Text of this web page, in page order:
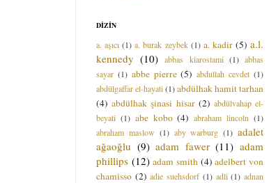
DİZİN
a. aşıcı (1) a. burak zeybek (1) a. kadir (5) a.l.
kennedy (10) abbas kiarostami (1) abbas
sayar (1) abbe pierre (5) abdullah cevdet (1)
abdülgaffar el-hayati(1)abdülhak hamit tarhan
(4) abdülhak şinasi hisar (2) abdülvahap el-
beyati (1) abe kobo (4) abraham lincoln (1)
abraham maslow (1) aby warburg (1) adalet
ağaoğlu (9) adam fawer (11) adam
phillips (12) adam smith (4) adelbert von
chamisso (2) adie suehsdorf (1) adli (1) adnan